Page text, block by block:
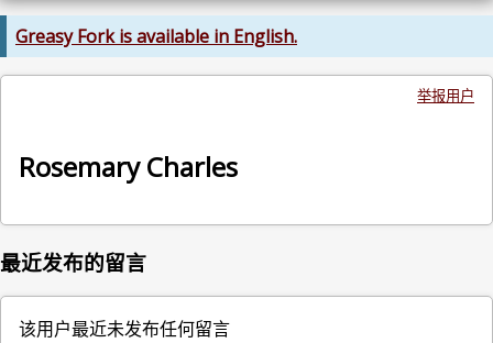
Greasy Fork is available in English.
举报用户
Rosemary Charles
最近发布的留言
该用户最近未发布任何留言